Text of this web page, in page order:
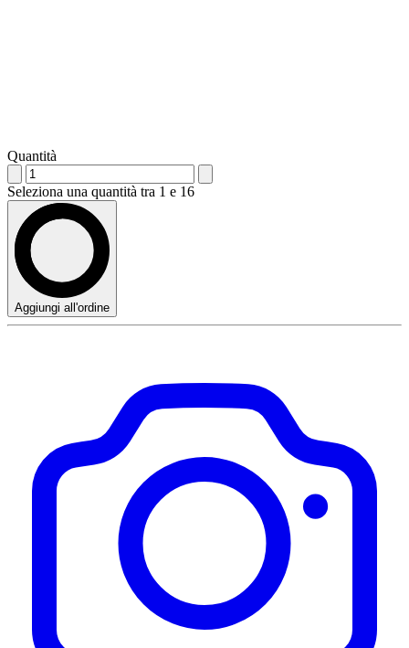
Quantità
Seleziona una quantità tra 1 e 16
Aggiungi all'ordine